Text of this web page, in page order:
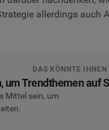
allerdings auch
DAS KÖNNTE IHNEN
um Trendthemen auf
Mittel sein, um